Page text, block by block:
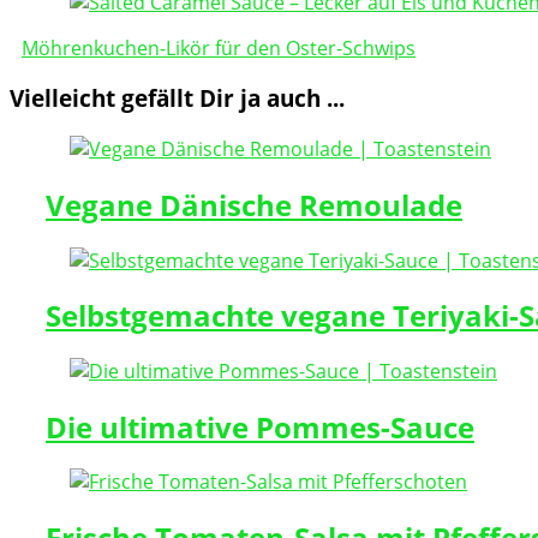
Möhrenkuchen-Likör für den Oster-Schwips
Vielleicht gefällt Dir ja auch ...
Vegane Dänische Remoulade
Selbstgemachte vegane Teriyaki-
Die ultimative Pommes-Sauce